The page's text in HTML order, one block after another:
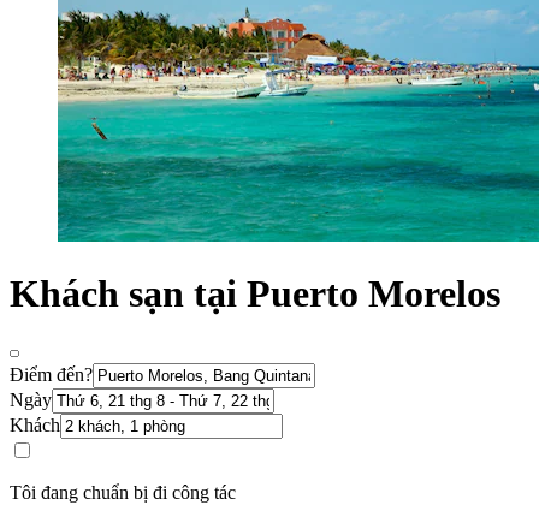
Khách sạn tại Puerto Morelos
Điểm đến?
Ngày
Khách
Tôi đang chuẩn bị đi công tác